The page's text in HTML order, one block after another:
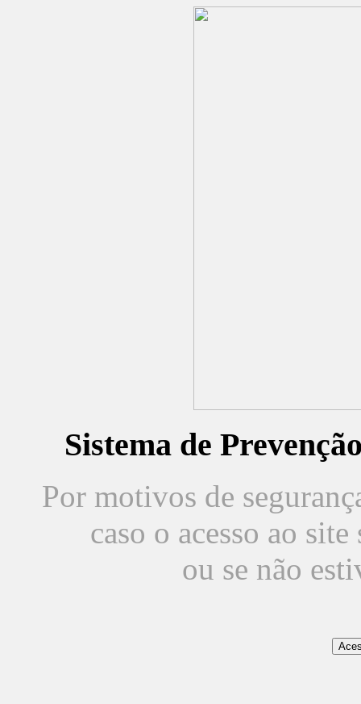
Sistema de
Por motivos de
caso o acesso ao
ou se não